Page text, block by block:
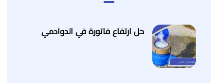
حل ارتفاع فاتورة في الدوادمي